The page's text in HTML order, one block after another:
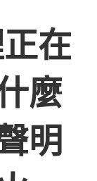
在
麼
明